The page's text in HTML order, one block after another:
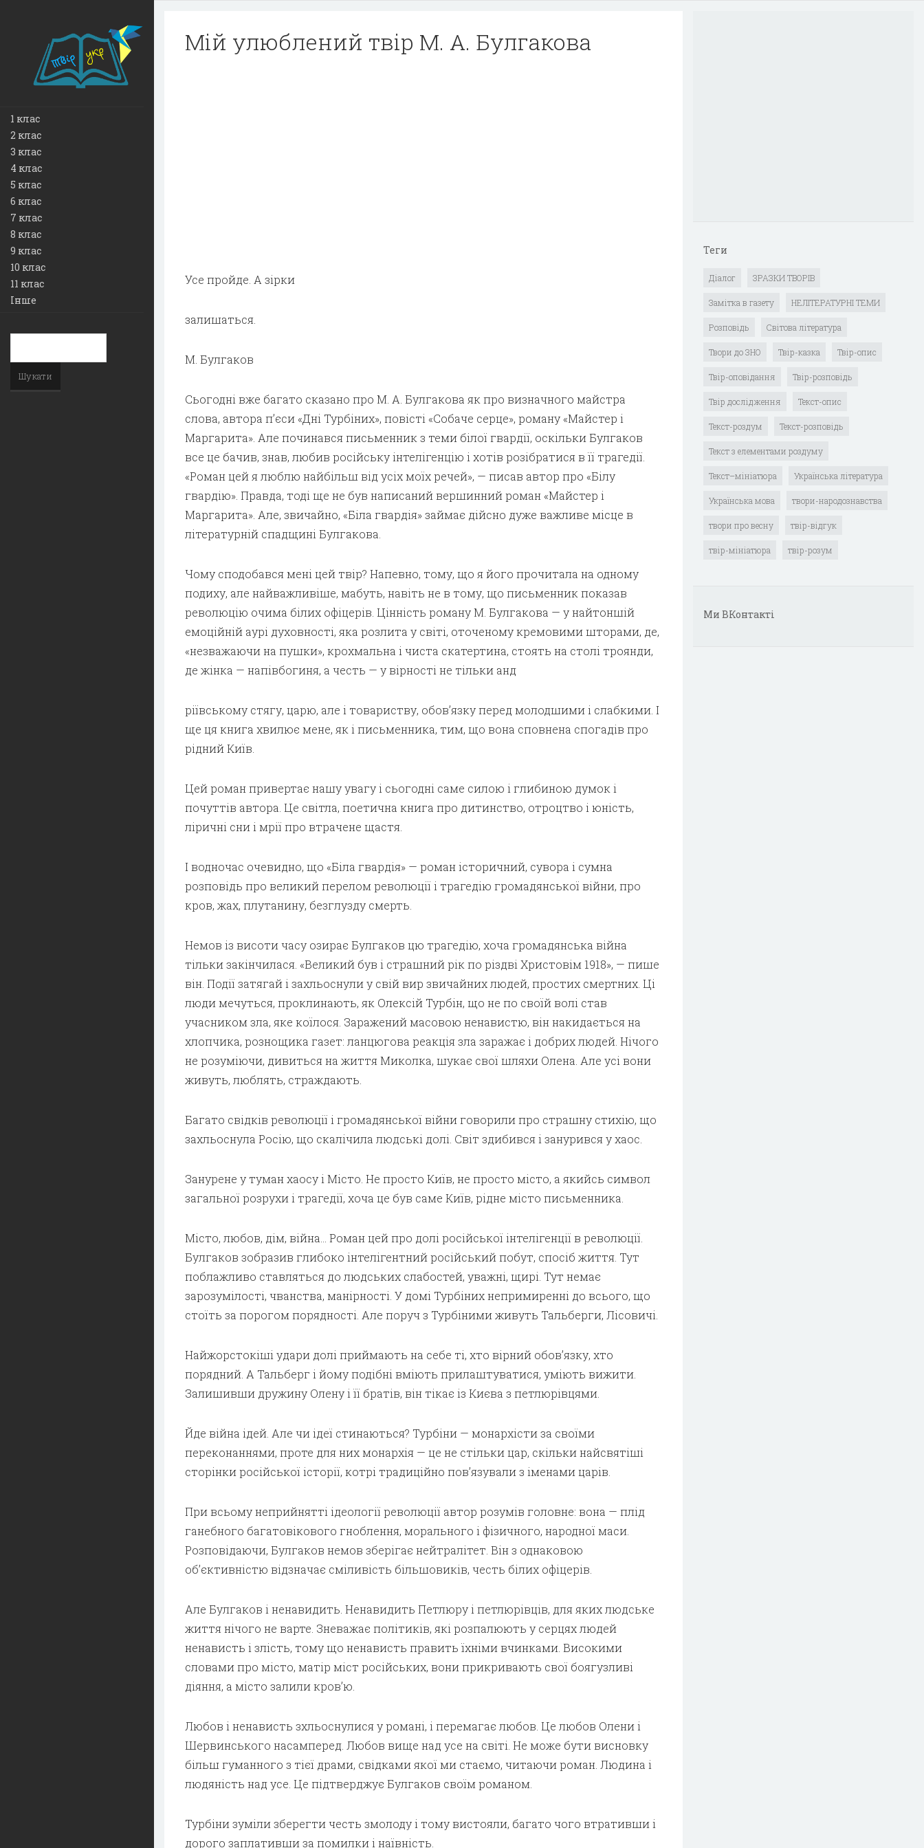
1 клас
2 клас
3 клас
4 клас
5 клас
6 клас
7 клас
8 клас
9 клас
10 клас
11 клас
Інше
Мій улюблений твір М. А. Булгакова
Усе пройде. А зірки
залишаться.
М. Булгаков
Сьогодні вже багато сказано про М. А. Булгакова як про визначного майстра
слова, автора п’єси «Дні Турбіних», повісті «Собаче серце», роману «Майстер і
Маргарита». Але починався письменник з теми білої гвардії, оскільки Булгаков
все це бачив, знав, любив російську інтелігенцію і хотів розібратися в її трагедії.
«Роман цей я люблю найбільш від усіх моїх речей», — писав автор про «Білу
гвардію». Правда, тоді ще не був написаний вершинний роман «Майстер і
Маргарита». Але, звичайно, «Біла гвардія» займає дійсно дуже важливе місце в
літературній спадщині Булгакова.
Чому сподобався мені цей твір? Напевно, тому, що я його прочитала на одному
подиху, але найважливіше, мабуть, навіть не в тому, що письменник показав
революцію очима білих офіцерів. Цінність роману М. Булгакова — у найтоншій
емоційній аурі духовності, яка розлита у світі, оточеному кремовими шторами, де,
«незважаючи на пушки», крохмальна і чиста скатертина, стоять на столі троянди,
де жінка — напівбогиня, а честь — у вірності не тільки анд
ріївському стягу, царю, але і товариству, обов’язку перед молодшими і слабкими. І
ще ця книга хвилює мене, як і письменника, тим, що вона сповнена спогадів про
рідний Київ.
Цей роман привертає нашу увагу і сьогодні саме силою і глибиною думок і
почуттів автора. Це світла, поетична книга про дитинство, отроцтво і юність,
ліричні сни і мрії про втрачене щастя.
І водночас очевидно, що «Біла гвардія» — роман історичний, сувора і сумна
розповідь про великий перелом революції і трагедію громадянської війни, про
кров, жах, плутанину, безглузду смерть.
Немов із висоти часу озирає Булгаков цю трагедію, хоча громадянська війна
тільки закінчилася. «Великий був і страшний рік по різдві Христовім 1918», — пише
він. Події затягай і захльоснули у свій вир звичайних людей, простих смертних. Ці
люди мечуться, проклинають, як Олексій Турбін, що не по своїй волі став
учасником зла, яке коїлося. Заражений масовою ненавистю, він накидається на
хлопчика, рознощика газет: ланцюгова реакція зла заражає і добрих людей. Нічого
не розуміючи, дивиться на життя Миколка, шукає свої шляхи Олена. Але усі вони
живуть, люблять, страждають.
Багато свідків революції і громадянської війни говорили про страшну стихію, що
захльоснула Росію, що скалічила людські долі. Світ здибився і занурився у хаос.
Занурене у туман хаосу і Місто. Не просто Київ, не просто місто, а якийсь символ
загальної розрухи і трагедії, хоча це був саме Київ, рідне місто письменника.
Місто, любов, дім, війна… Роман цей про долі російської інтелігенції в революції.
Булгаков зобразив глибоко інтелігентний російський побут, спосіб життя. Тут
поблажливо ставляться до людських слабостей, уважні, щирі. Тут немає
зарозумілості, чванства, манірності. У домі Турбіних непримиренні до всього, що
стоїть за порогом порядності. Але поруч з Турбіними живуть Тальберги, Лісовичі.
Найжорстокіші удари долі приймають на себе ті, хто вірний обов’язку, хто
порядний. А Тальберг і йому подібні вміють прилаштуватися, уміють вижити.
Залишивши дружину Олену і її братів, він тікає із Києва з петлюрівцями.
Йде війна ідей. Але чи ідеї стинаються? Турбіни — монархісти за своїми
переконаннями, проте для них монархія — це не стільки цар, скільки найсвятіші
сторінки російської історії, котрі традиційно пов’язували з іменами царів.
При всьому неприйнятті ідеології революції автор розумів головне: вона — плід
ганебного багатовікового гноблення, морального і фізичного, народної маси.
Розповідаючи, Булгаков немов зберігає нейтралітет. Він з однаковою
об’єктивністю відзначає сміливість більшовиків, честь білих офіцерів.
Але Булгаков і ненавидить. Ненавидить Петлюру і петлюрівців, для яких людське
життя нічого не варте. Зневажає політиків, які розпалюють у серцях людей
ненависть і злість, тому що ненависть править їхніми вчинками. Високими
словами про місто, матір міст російських, вони прикривають свої боягузливі
діяння, а місто залили кров’ю.
Любов і ненависть зхльоснулися у романі, і перемагає любов. Це любов Олени і
Шервинського насамперед. Любов вище над усе на світі. Не може бути висновку
більш гуманного з тієї драми, свідками якої ми стаємо, читаючи роман. Людина і
людяність над усе. Це підтверджує Булгаков своїм романом.
Турбіни зуміли зберегти честь змолоду і тому вистояли, багато чого втративши і
дорого заплативши за помилки і наївність.
Теги
Діалог ЗРАЗКИ ТВОРІВ
Замітка в газету НЕЛІТЕРАТУРНІ ТЕМИ
Розповідь Світова література
Твори до ЗНО Твір-казка Твір-опис
Твір-оповідання Твір-розповідь
Твір дослідження Текст-опис
Текст-роздум Текст-розповідь
Текст з елементами роздуму
Текст–мініатюра Українська література
Українська мова твори-народознавства
твори про весну твір-відгук
твір-мініатюра твір-розум
Ми ВКонтакті